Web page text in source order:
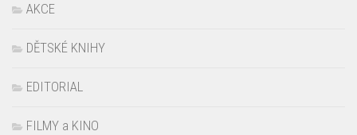
AKCE
DĚTSKÉ KNIHY
EDITORIAL
FILMY a KINO